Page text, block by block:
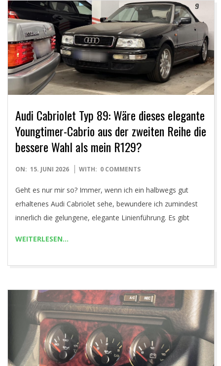
O
U
N
G
T
M
E
R
.
C
M
Audi Cabriolet Typ 89: Wäre dieses elegante
Youngtimer-Cabrio aus der zweiten Reihe die
bessere Wahl als mein R129?
2026-
15
ON: 15. JUNI 2026 WITH: 0 COMMENTS
Geht es nur mir so? Immer, wenn ich ein halbwegs gut
erhaltenes Audi Cabriolet sehe, bewundere ich zumindest
innerlich die gelungene, elegante Linienführung. Es gibt
WEITERLESEN…